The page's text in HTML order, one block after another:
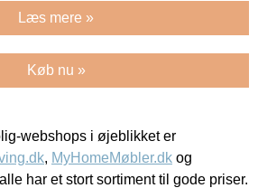
Læs mere »
Køb nu »
webshops i øjeblikket er
, MyHomeMøbler.dk og
har et stort sortiment til gode priser.